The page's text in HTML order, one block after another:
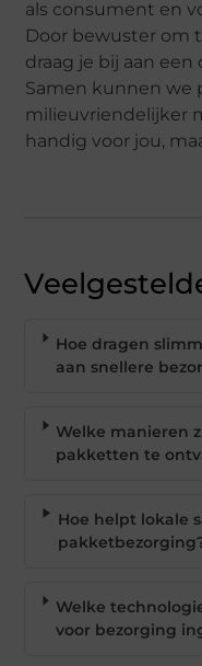
als consument en
Door bewuster om
draag je bij aan
Samen kunnen we
milieuvriendelijker
handig voor jou,
Hoe dragen
aan snellere
Welke manieren
pakketten te
Hoe helpt lokale
Welke
voor bezorging